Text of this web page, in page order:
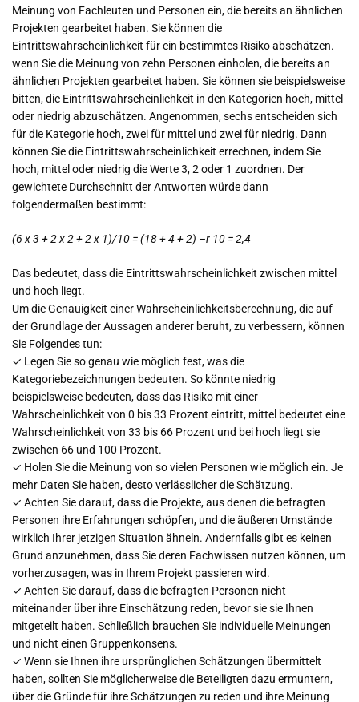
Meinung von Fachleuten und Personen ein, die bereits an ähnlichen
Projekten gearbeitet haben. Sie können die
Eintrittswahrscheinlichkeit für ein bestimmtes Risiko abschätzen.
wenn Sie die Meinung von zehn Personen einholen, die bereits an
ähnlichen Projekten gearbeitet haben. Sie können sie beispielsweise
bitten, die Eintrittswahrscheinlichkeit in den Kategorien hoch, mittel
oder niedrig abzuschätzen. Angenommen, sechs entscheiden sich
für die Kategorie hoch, zwei für mittel und zwei für niedrig. Dann
können Sie die Eintrittswahrscheinlichkeit errechnen, indem Sie
hoch, mittel oder niedrig die Werte 3, 2 oder 1 zuordnen. Der
gewichtete Durchschnitt der Antworten würde dann
folgendermaßen bestimmt:
(6 x 3 + 2 x 2 + 2 x 1)/10 = (18 + 4 + 2) –r 10 = 2,4
Das bedeutet, dass die Eintrittswahrscheinlichkeit zwischen mittel
und hoch liegt.
Um die Genauigkeit einer Wahrscheinlichkeitsberechnung, die auf
der Grundlage der Aussagen anderer beruht, zu verbessern, können
Sie Folgendes tun:
✓ Legen Sie so genau wie möglich fest, was die
Kategoriebezeichnungen bedeuten. So könnte niedrig
beispielsweise bedeuten, dass das Risiko mit einer
Wahrscheinlichkeit von 0 bis 33 Prozent eintritt, mittel bedeutet eine
Wahrscheinlichkeit von 33 bis 66 Prozent und bei hoch liegt sie
zwischen 66 und 100 Prozent.
✓ Holen Sie die Meinung von so vielen Personen wie möglich ein. Je
mehr Daten Sie haben, desto verlässlicher die Schätzung.
✓ Achten Sie darauf, dass die Projekte, aus denen die befragten
Personen ihre Erfahrungen schöpfen, und die äußeren Umstände
wirklich Ihrer jetzigen Situation ähneln. Andernfalls gibt es keinen
Grund anzunehmen, dass Sie deren Fachwissen nutzen können, um
vorherzusagen, was in Ihrem Projekt passieren wird.
✓ Achten Sie darauf, dass die befragten Personen nicht
miteinander über ihre Einschätzung reden, bevor sie sie Ihnen
mitgeteilt haben. Schließlich brauchen Sie individuelle Meinungen
und nicht einen Gruppenkonsens.
✓ Wenn sie Ihnen ihre ursprünglichen Schätzungen übermittelt
haben, sollten Sie möglicherweise die Beteiligten dazu ermuntern,
über die Gründe für ihre Schätzungen zu reden und ihre Meinung